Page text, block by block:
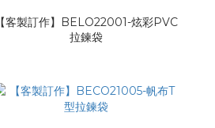
【客製訂作】BELO22001-炫彩PVC
拉鍊袋